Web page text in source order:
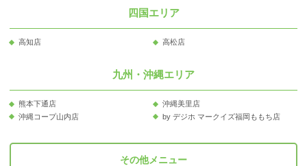
四国エリア
高知店 高松店
九州・沖縄エリア
熊本下通店
沖縄美里店
沖縄コープ山内店
by デジホ マークイズ福岡ももち店
その他メニュー